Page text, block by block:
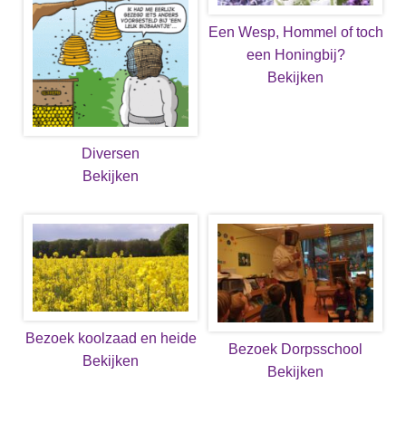
Diversen
Bekijken
Een Wesp, Hommel of toch
een Honingbij?
Bekijken
Bezoek koolzaad en heide
Bekijken
Bezoek Dorpsschool
Bekijken